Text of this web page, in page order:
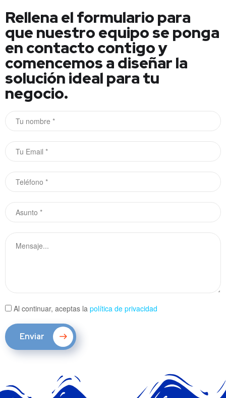
Rellena el formulario para
que nuestro equipo se ponga
en contacto contigo y
comencemos a diseñar la
solución ideal para tu
negocio.
Al continuar, aceptas la política de privacidad
Enviar